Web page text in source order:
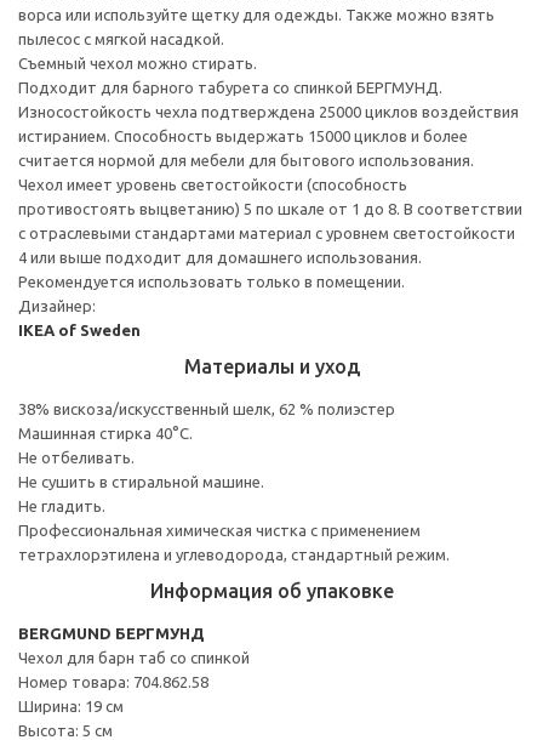
ворса или используйте щетку для одежды. Также можно взять
пылесос с мягкой насадкой.
Съемный чехол можно стирать.
Подходит для барного табурета со спинкой БЕРГМУНД.
Износостойкость чехла подтверждена 25000 циклов воздействия
истиранием. Способность выдержать 15000 циклов и более
считается нормой для мебели для бытового использования.
Чехол имеет уровень светостойкости (способность
противостоять выцветанию) 5 по шкале от 1 до 8. В соответствии
с отраслевыми стандартами материал с уровнем светостойкости
4 или выше подходит для домашнего использования.
Рекомендуется использовать только в помещении.
Дизайнер:
IKEA of Sweden
Материалы и уход
38% вискоза/искусственный шелк, 62 % полиэстер
Машинная стирка 40°С.
Не отбеливать.
Не сушить в стиральной машине.
Не гладить.
Профессиональная химическая чистка с применением
тетрахлорэтилена и углеводорода, стандартный режим.
Информация об упаковке
BERGMUND БЕРГМУНД
Чехол для барн таб со спинкой
Номер товара: 704.862.58
Ширина: 19 см
Высота: 5 см